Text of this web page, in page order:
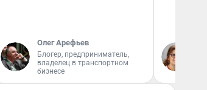
Олег Арефьев
Блогер, предприниматель,
владелец в транспортном
бизнесе